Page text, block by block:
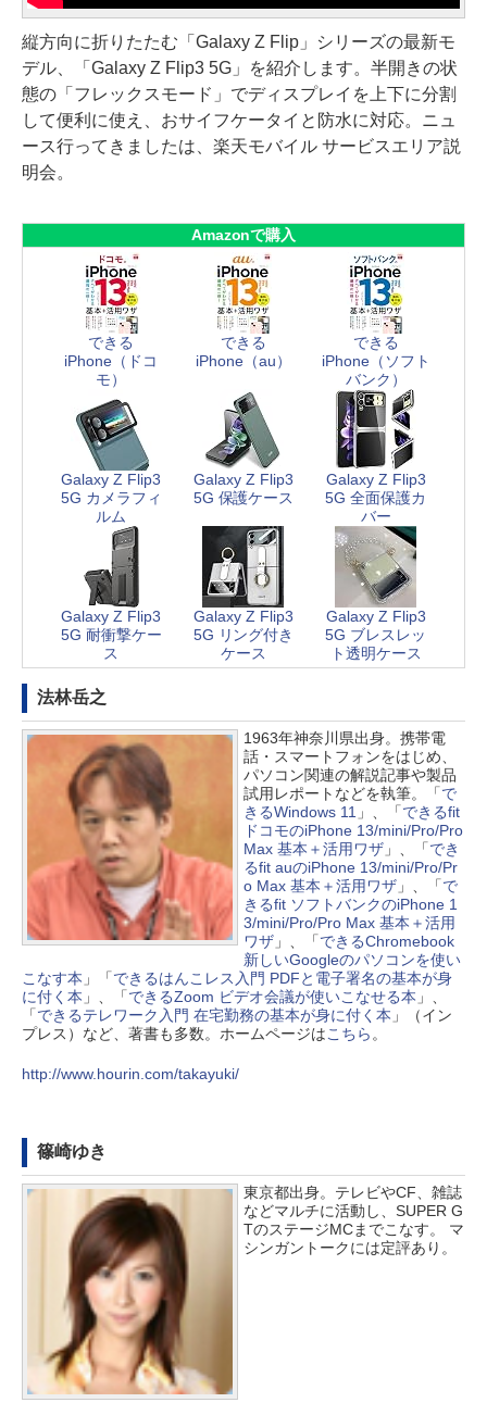
縦方向に折りたたむ「Galaxy Z Flip」シリーズの最新モ
デル、「Galaxy Z Flip3 5G」を紹介します。半開きの状
態の「フレックスモード」でディスプレイを上下に分割
して便利に使え、おサイフケータイと防水に対応。ニュ
ース行ってきましたは、楽天モバイル サービスエリア説
明会。
Amazonで購入
できる
iPhone（ドコ
モ）
できる
iPhone（au）
できる
iPhone（ソフト
バンク）
Galaxy Z Flip3
5G カメラフィ
ルム
Galaxy Z Flip3
5G 保護ケース
Galaxy Z Flip3
5G 全面保護カ
バー
Galaxy Z Flip3
5G 耐衝撃ケー
ス
Galaxy Z Flip3
5G リング付き
ケース
Galaxy Z Flip3
5G ブレスレッ
ト透明ケース
法林岳之
1963年神奈川県出身。携帯電
話・スマートフォンをはじめ、
パソコン関連の解説記事や製品
試用レポートなどを執筆。「で
きるWindows 11 」、「できるfit
ドコモのiPhone 13/mini/Pro/Pro
Max 基本＋活用ワザ」、「でき
るfit auのiPhone 13/mini/Pro/Pr
o Max 基本＋活用ワザ」、「で
きるfit ソフトバンクのiPhone 1
3/mini/Pro/Pro Max 基本＋活用
ワザ」、「できるChromebook
新しいGoogleのパソコンを使い
こなす本 」「できるはんこレス入門 PDFと電子署名の基本が身
に付く本 」、「できるZoom ビデオ会議が使いこなせる本 」、
「できるテレワーク入門 在宅勤務の基本が身に付く本 」（イン
プレス）など、著書も多数。ホームページはこちら 。
http://www.hourin.com/takayuki/
篠崎ゆき
東京都出身。テレビやCF、雑誌
などマルチに活動し、SUPER G
TのステージMCまでこなす。 マ
シンガントークには定評あり。